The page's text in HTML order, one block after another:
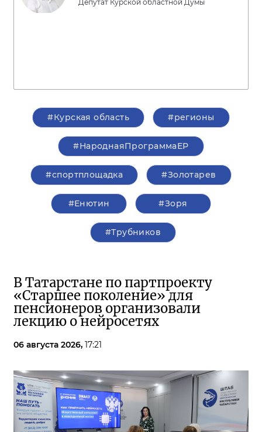
Депутат Курской областной Думы
#Курская область #регионы
#НароднаяПрограммаЕР
#спортплощадка #Золотарев
#Енютин #Зоря
#Трубников
В Татарстане по партпроекту
«Старшее поколение» для
пенсионеров организовали
лекцию о нейросетях
06 августа 2026, 17:21